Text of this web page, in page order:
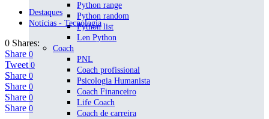
Python range
Python random
Python list
Len Python
Coach
PNL
Coach profissional
Psicologia Humanista
Coach Financeiro
Life Coach
Coach de carreira
Destaques
Notícias - Tecnologia
0 Shares:
Share 0
Tweet 0
Share 0
Share 0
Share 0
Share 0